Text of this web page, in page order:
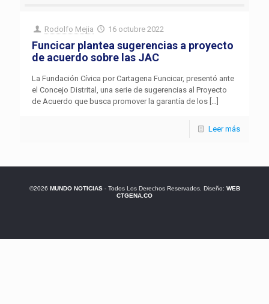
Rodolfo Mejia 16 octubre 2022
Funcicar plantea sugerencias a proyecto
de acuerdo sobre las JAC
La Fundación Cívica por Cartagena Funcicar, presentó ante
el Concejo Distrital, una serie de sugerencias al Proyecto
de Acuerdo que busca promover la garantía de los […]
Leer más
©2026 MUNDO NOTICIAS- Todos Los Derechos Reservados. Diseño: WEB
CTGENA.CO